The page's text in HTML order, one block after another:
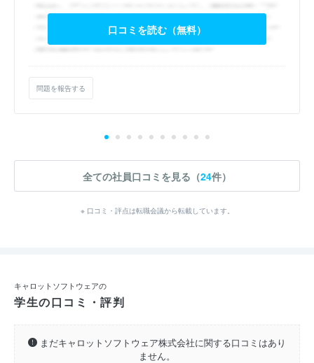
口コミを読む（無料）
問題を報告する
全ての社員口コミを見る（24件）
※ 口コミ・評点は転職会議から転載しています。
キャロットソフトウェアの
学生の口コミ・評判
まだキャロットソフトウェア株式会社に関する口コミはあり
ません。